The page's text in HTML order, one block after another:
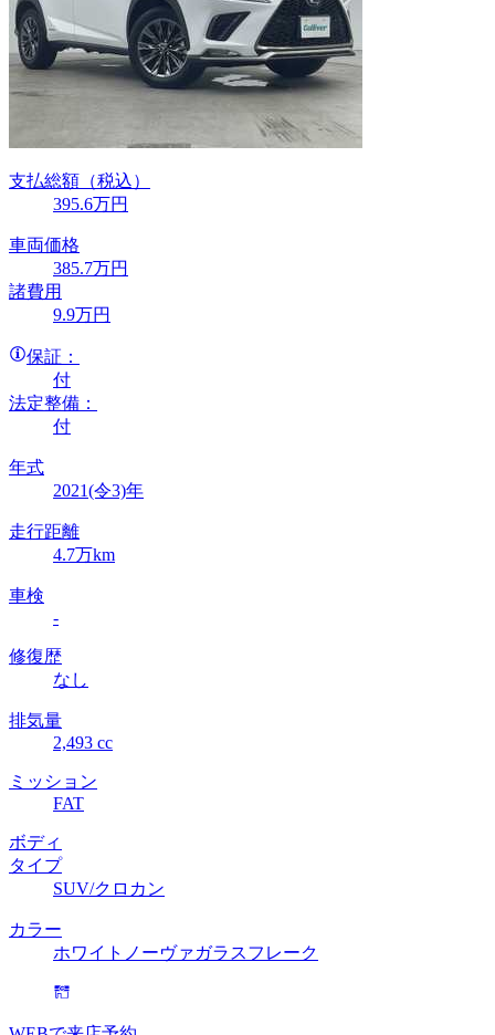
支払総額 （税込）
395.6万円
車両価格
385.7万円
諸費用
9.9万円
保証：
付
法定整備：
付
年式
2021(令3)年
走行距離
4.7万km
車検
-
修復歴
なし
排気量
2,493 cc
ミッション
FAT
ボディ
タイプ
SUV/クロカン
カラー
ホワイトノーヴァガラスフレーク